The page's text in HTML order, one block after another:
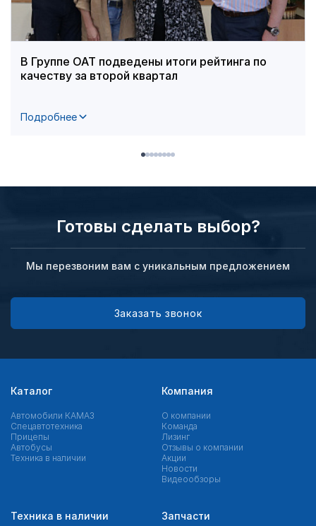
В Группе ОАТ подведены итоги рейтинга по
качеству за второй квартал
Подробнее
Готовы сделать выбор?
Мы перезвоним вам с уникальным предложением
Заказать звонок
Каталог
Автомобили КАМАЗ
Спецавтотехника
Прицепы
Автобусы
Техника в наличии
Компания
О компании
Команда
Лизинг
Отзывы о компании
Акции
Новости
Видеообзоры
Техника в наличии
Запчасти